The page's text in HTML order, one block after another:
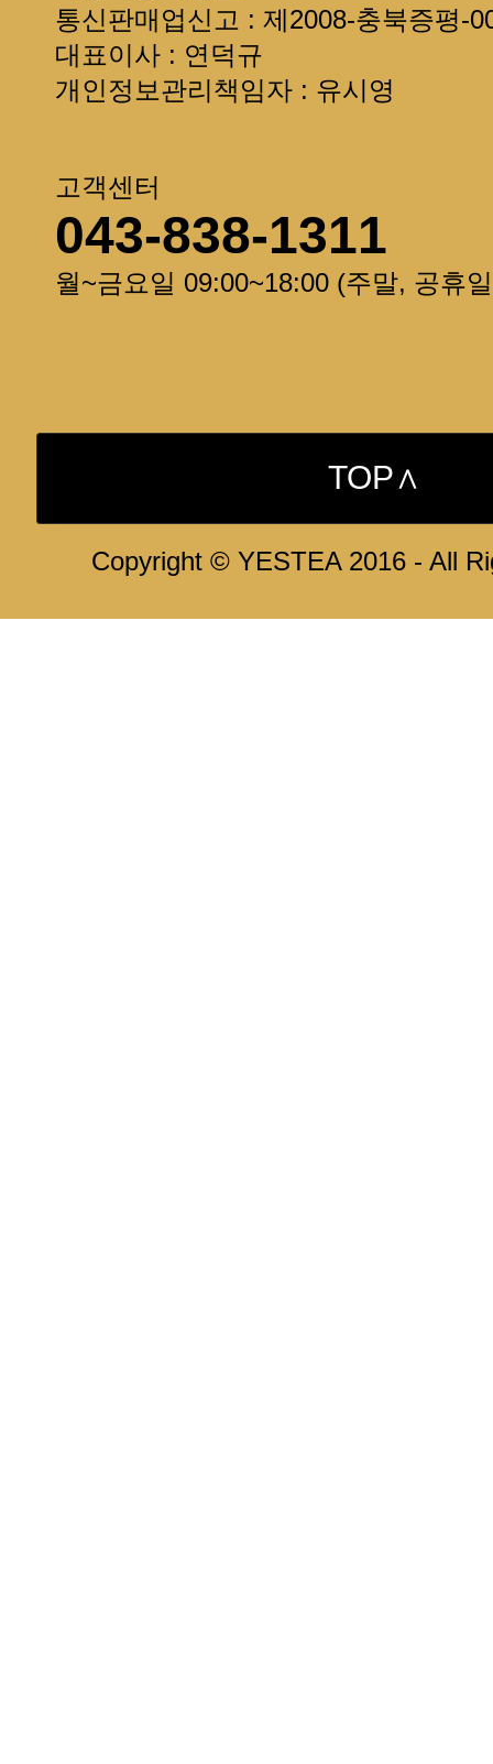
통신판매업신고 : 제2008-충북증평-
대표이사 : 연덕규
개인정보관리책임자 : 유시영
고객센터
043-838-1311
월~금요일 09:00~18:00 (주말, 공휴
TOP∧
Copyright © YESTEA 2016 - All